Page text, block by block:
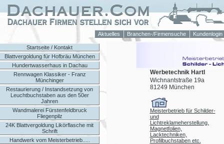
Aktuelles Branchen-/Firmensuche Kundenlogin
Startseite / Kontakt
Blattvergoldung für Hofbräu München
Hundertwasserhaus in Dachau
Rennwagen Klassiker - Franz
Münchinger
Restaurierung / Instandsetzung von
Leuchtbuchstaben aus den 50er
Jahren
Wandmalerei Fürstenfeldbruck
Fliegenpilz
24K Blattvergoldung Likörflasche mit
Schrift
Handwerk vom Meisterbetrieb.....
Werbetechnik Hartl
Wichnantstraße 19a
81249 München
Meisterbetrieb für Schilder-
und
Lichtreklameherstellung,
Magnetfolien,
Lacktechniken,
Profilbuchstaben etc.